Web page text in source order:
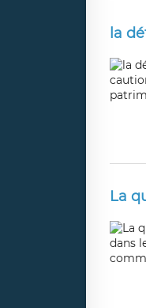
la
La